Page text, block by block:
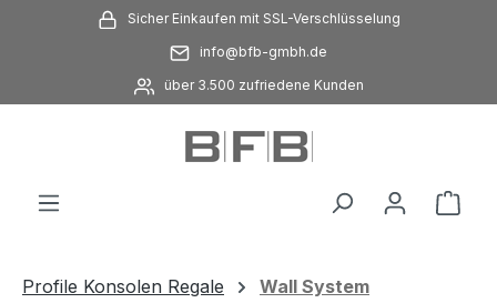
Zum Hauptinhalt springenSicher Einkaufen mit SSL-Verschlüsselung
info@bfb-gmbh.de
über 3.500 zufriedene Kunden
Profile Konsolen Regale Wall System